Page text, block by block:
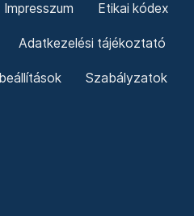
Impresszum Etikai kódex
Adatkezelési tájékoztató
Szabályzatok